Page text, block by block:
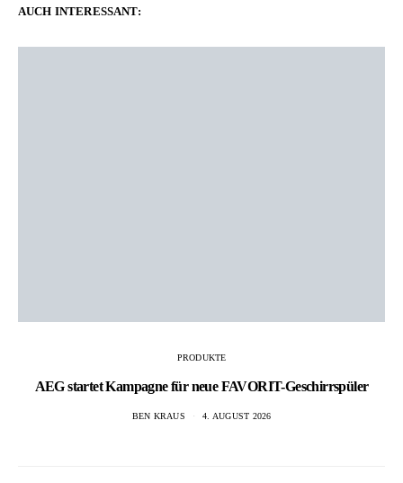
AUCH INTERESSANT:
PRODUKTE
AEG startet Kampagne für neue FAVORIT-Geschirrspüler
BEN KRAUS 4. AUGUST 2026